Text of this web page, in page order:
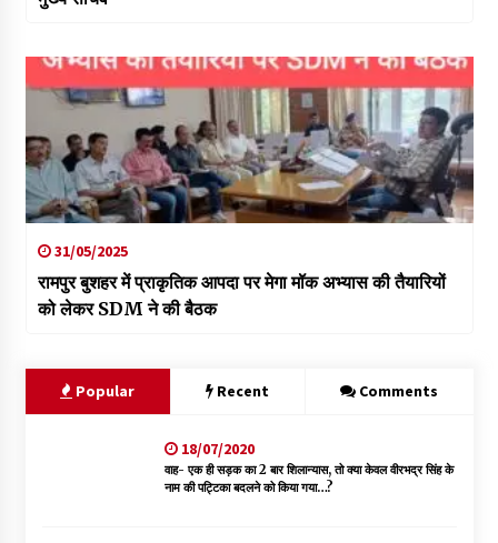
31/05/2025
रामपुर बुशहर में प्राकृतिक आपदा पर मेगा मॉक अभ्यास की तैयारियों
को लेकर SDM ने की बैठक
Popular Recent Comments
18/07/2020
वाह- एक ही सड़क का 2 बार शिलान्यास, तो क्या केवल वीरभद्र सिंह के
नाम की पट्टिका बदलने को किया गया…?